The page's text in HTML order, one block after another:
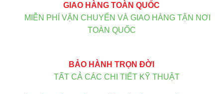
GIAO HÀNG TOÀN QUỐC
MIỄN PHÍ VẬN CHUYỂN VÀ GIAO HÀNG TẬN NƠI
TOÀN QUỐC
BẢO HÀNH TRỌN ĐỜI
TẤT CẢ CÁC CHI TIẾT KỸ THUẬT